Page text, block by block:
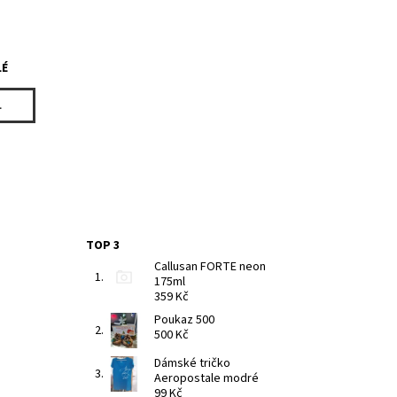
TOP 3
Callusan FORTE neon
175ml
359 Kč
Poukaz 500
500 Kč
Dámské tričko
Aeropostale modré